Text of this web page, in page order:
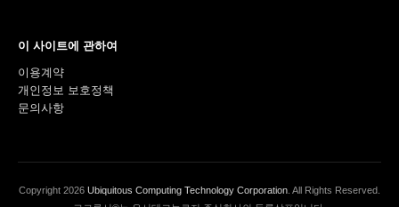
이 사이트에 관하여
이용계약
개인정보 보호정책
문의사항
Copyright 2026 Ubiquitous Computing Technology Corporation . All Rights Reserved.